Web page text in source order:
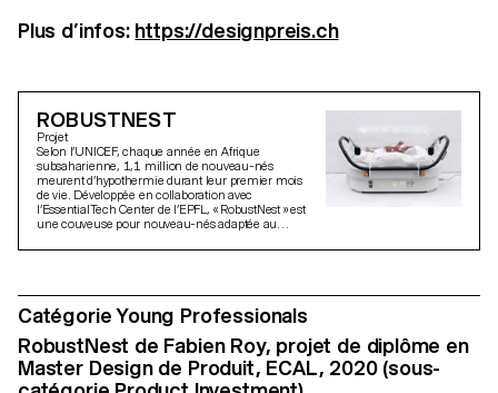
Plus d’infos: https://designpreis.ch
ROBUSTNEST
Projet
Selon l’UNICEF, chaque année en Afrique
subsaharienne, 1,1 million de nouveau-nés
meurent d’hypothermie durant leur premier mois
de vie. Développée en collaboration avec
l’EssentialTech Center de l’EPFL, « RobustNest » est
une couveuse pour nouveau-nés adaptée au
robuste et abordable, « RobustNest » permet le
batterie thermique conçue par l’EPFL et se
distingue par des composants facilement
remplaçables localement. Le maintien des bébés
au chaud est ainsi assuré. fab.roy@hotmail.com
https://www.fabienroy.com
Catégorie Young Professionals
RobustNest de Fabien Roy, projet de diplôme en
Master Design de Produit, ECAL, 2020 (sous-